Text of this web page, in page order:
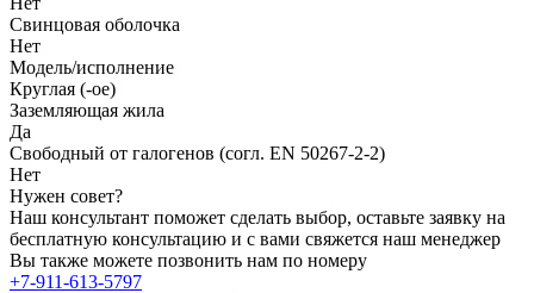
Свинцовая оболочка
Нет
Модель/исполнение
Круглая (-ое)
Заземляющая жила
Да
Свободный от галогенов (согл. EN 50267-2-2)
Нет
Нужен совет?
Наш консультант поможет сделать выбор, оставьте заявку на
бесплатную консультацию и с вами свяжется наш менеджер
Вы также можете позвонить нам по номеру
+7-911-613-5797